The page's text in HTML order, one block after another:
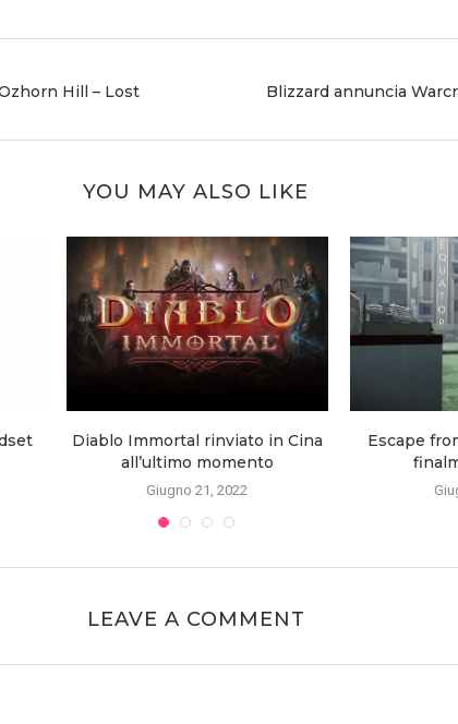
Hill – Lost
Blizzard annuncia
YOU MAY ALSO LIKE
Diablo Immortal rinviato in Cina
all’ultimo momento
Giugno 21, 2022
Escape
LEAVE A COMMENT